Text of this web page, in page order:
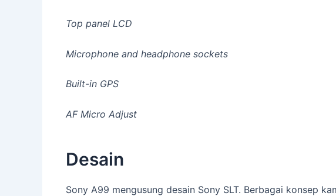
Top panel LCD
Microphone and headphone sockets
Built-in GPS
AF Micro Adjust
Desain
Sony A99 mengusung desain Sony SLT. Berbagai konsep